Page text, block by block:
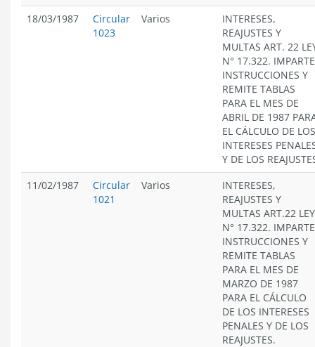
18/03/1987
Circular
1023
Varios
INTERESES,
REAJUSTES Y
MULTAS ART. 22
N° 17.322. IMPARTE
INSTRUCCIONES Y
REMITE TABLAS
PARA EL MES DE
ABRIL DE 1987
EL CÁLCULO DE LOS
INTERESES
Y DE LOS
11/02/1987
Circular
1021
Varios
INTERESES,
REAJUSTES Y
MULTAS ART.22 LEY
N° 17.322. IMPARTE
INSTRUCCIONES Y
REMITE TABLAS
PARA EL MES DE
MARZO DE 1987
PARA EL CÁLCULO
DE LOS INTERESES
PENALES Y DE LOS
REAJUSTES.